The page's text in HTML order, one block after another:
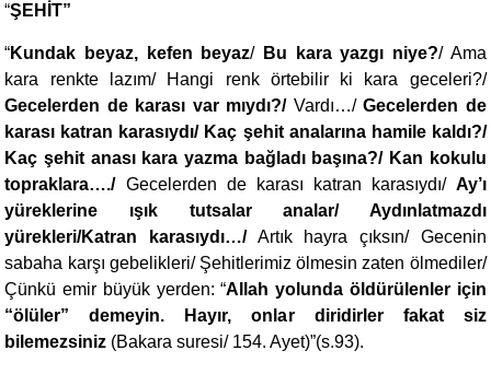
“ŞEHİT”
“Kundak beyaz, kefen beyaz/ Bu kara yazgı niye?/ Ama
kara renkte lazım/ Hangi renk örtebilir ki kara geceleri?/
Gecelerden de karası var mıydı?/Vardı…/Gecelerden de
karası katran karasıydı/ Kaç şehit analarına hamile kaldı?/
Kaç şehit anası kara yazma bağladı başına?/ Kan kokulu
topraklara…./ Gecelerden de karası katran karasıydı/ Ay’ı
yüreklerine ışık tutsalar analar/ Aydınlatmazdı
yürekleri/Katran karasıydı…/Artık hayra çıksın/ Gecenin
sabaha karşı gebelikleri/ Şehitlerimiz ölmesin zaten ölmediler/
Çünkü emir büyük yerden: “Allah yolunda öldürülenler için
“ölüler” demeyin. Hayır, onlar diridirler fakat siz
bilemezsiniz (Bakara suresi/ 154. Ayet)”(s.93).